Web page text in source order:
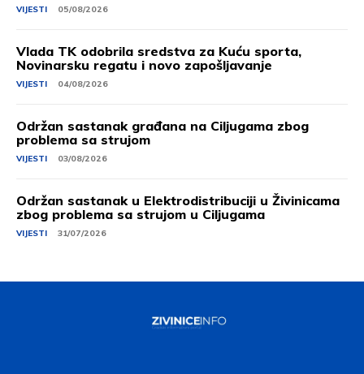
VIJESTI 05/08/2026
Vlada TK odobrila sredstva za Kuću sporta,
Novinarsku regatu i novo zapošljavanje
VIJESTI 04/08/2026
Održan sastanak građana na Ciljugama zbog
problema sa strujom
VIJESTI 03/08/2026
Održan sastanak u Elektrodistribuciji u Živinicama
zbog problema sa strujom u Ciljugama
VIJESTI 31/07/2026